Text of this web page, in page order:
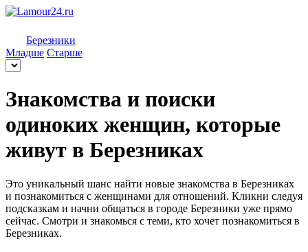
Березники
Младше Старше
Знакомства и поиски
одиноких женщин, которые
живут в Березниках
Это уникальный шанс найти новые знакомства в Березниках
и познакомиться с женщинами для отношений. Кликни следуя
подсказкам и начни общаться в городе Березники уже прямо
сейчас. Смотри и знакомься с теми, кто хочет познакомиться в
Березниках.